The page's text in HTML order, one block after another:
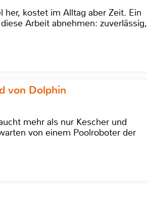
kostet im Alltag aber Zeit. Ein
Arbeit abnehmen: zuverlässig,
von Dolphin
mehr als nur Kescher und
von einem Poolroboter der